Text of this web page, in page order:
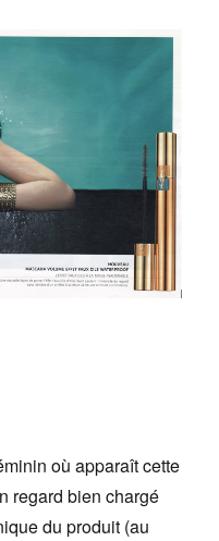
de
où apparaît cette
regard bien chargé
du produit (au